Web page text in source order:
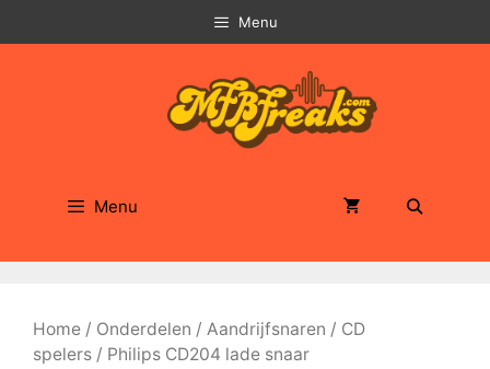
naar
Menu
Menu
Home / Onderdelen / Aandrijfsnaren / CD
spelers / Philips CD204 lade snaar